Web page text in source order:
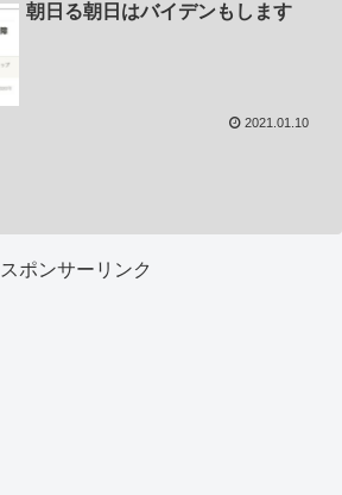
朝日る朝日はバイデンもします
2021.01.10
スポンサーリンク